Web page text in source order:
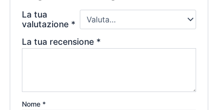
La tua
valutazione *
La tua recensione *
Nome *